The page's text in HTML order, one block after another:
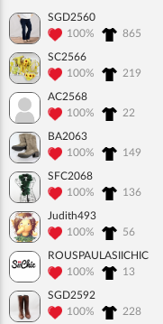
SGD2560
100%
865
SC2566
100%
219
AC2568
100%
22
BA2063
100%
149
SFC2068
100%
136
Judith493
100%
56
ROUSPAULASIICHIC
100%
13
SGD2592
100%
228